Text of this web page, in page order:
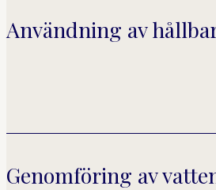
Användning av
Genomföring av